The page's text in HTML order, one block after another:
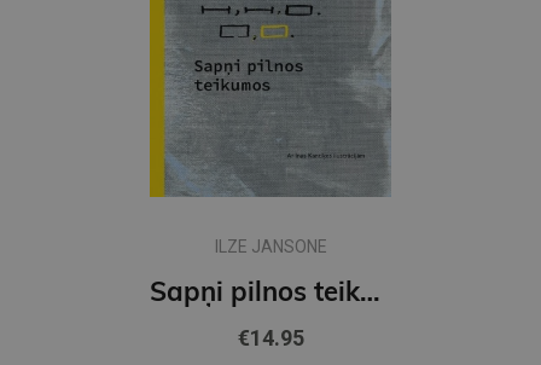
ILZE JANSONE
Sapņi pilnos teikumos
€14.95